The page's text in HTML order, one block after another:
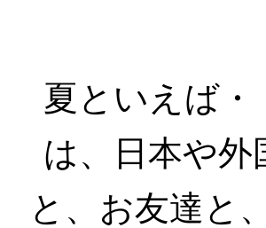
夏といえば
は、日本や
と、お友達と